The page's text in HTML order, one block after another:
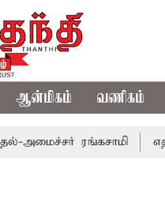
ஆன்மிகம் வணிகம்
ரங்கசாமி